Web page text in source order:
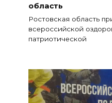
область
Ростовская область
всероссийской
патриотической